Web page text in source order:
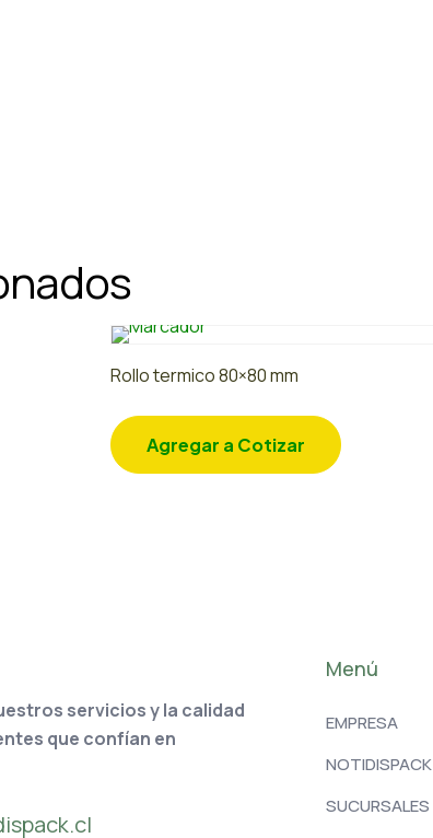
Rollo termico 80×80 mm
Agregar a Cotizar
servicios y la calidad
que confían en
Menú
EMPRESA
NOTIDISPACK
SUCURSALES